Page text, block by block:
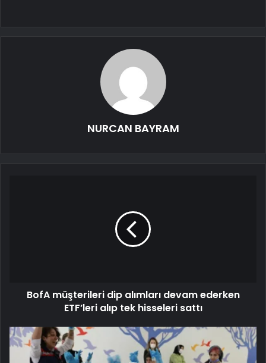
NURCAN BAYRAM
BofA müşterileri dip alımları devam ederken
ETF’leri alıp tek hisseleri sattı